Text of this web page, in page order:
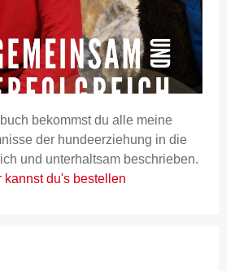
bekommst du alle meine
der hundeerziehung in die
und unterhaltsam beschrieben.
kannst du's bestellen